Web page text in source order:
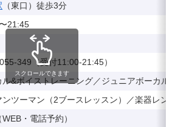
（東口）徒歩3分
21:45
349（受付11:00-21:45）
ル&ボイストレーニング／ジュニアボーカル
ンツーマン（2ブースレッスン）／楽器レン
・電話予約）
スクロールできます